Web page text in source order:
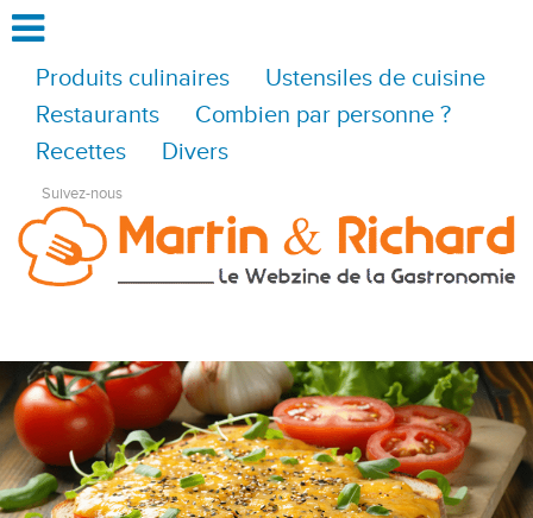
Produits culinaires
Ustensiles de cuisine
Restaurants
Combien par personne ?
Recettes
Divers
Suivez-nous